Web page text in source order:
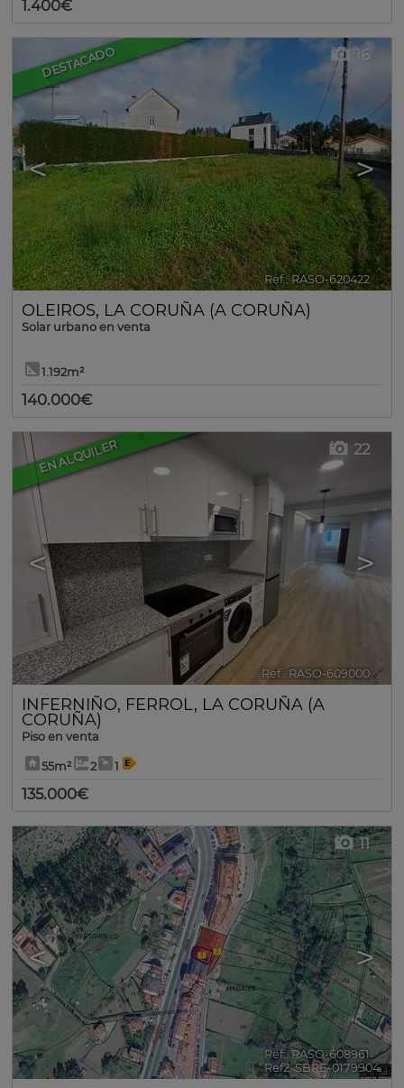
1.400€
DESTACADO
< >
16
Ref.. RASO-620422 🔗
OLEIROS, LA CORUÑA (A CORUÑA)
Solar urbano en venta
1.192m²
140.000€
EN ALQUILER
< >
22
Ref.. RASO-609000 🔗
INFERNIÑO, FERROL , LA CORUÑA (A
CORUÑA)
Piso en venta
55m² 2 1
135.000€
< >
11
Ref.. RASO-608961 🔗
Ref2. SBRE-0179904